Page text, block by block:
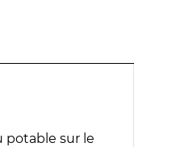
potable sur le